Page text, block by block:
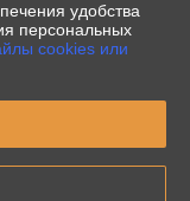
граждан и
удобства
персональных
cookies или